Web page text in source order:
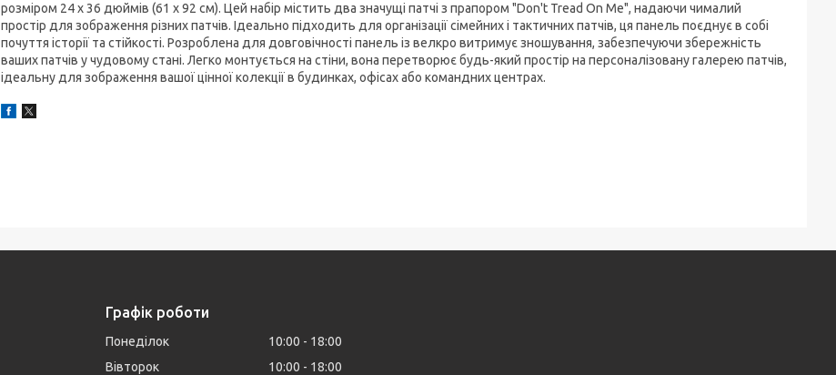
розміром 24 x 36 дюймів (61 x 92 см). Цей набір містить два значущі патчі з прапором "Don't Tread On Me", надаючи чималий
простір для зображення різних патчів. Ідеально підходить для організації сімейних і тактичних патчів, ця панель поєднує в собі
почуття історії та стійкості. Розроблена для довговічності панель із велкро витримує зношування, забезпечуючи збережність
ваших патчів у чудовому стані. Легко монтується на стіни, вона перетворює будь-який простір на персоналізовану галерею патчів,
ідеальну для зображення вашої цінної колекції в будинках, офісах або командних центрах.
Графік роботи
Понеділок 10:00
18:00
Вівторок
10:00
18:00